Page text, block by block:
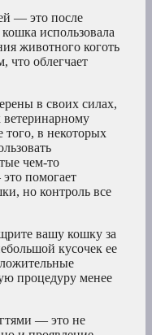
— это после
использовала
животного коготь
что облегчает
в своих силах,
того, в некоторых
чем-то
помогает
но контроль все
вашу кошку за
кусочек ее
процедуру менее
— это не